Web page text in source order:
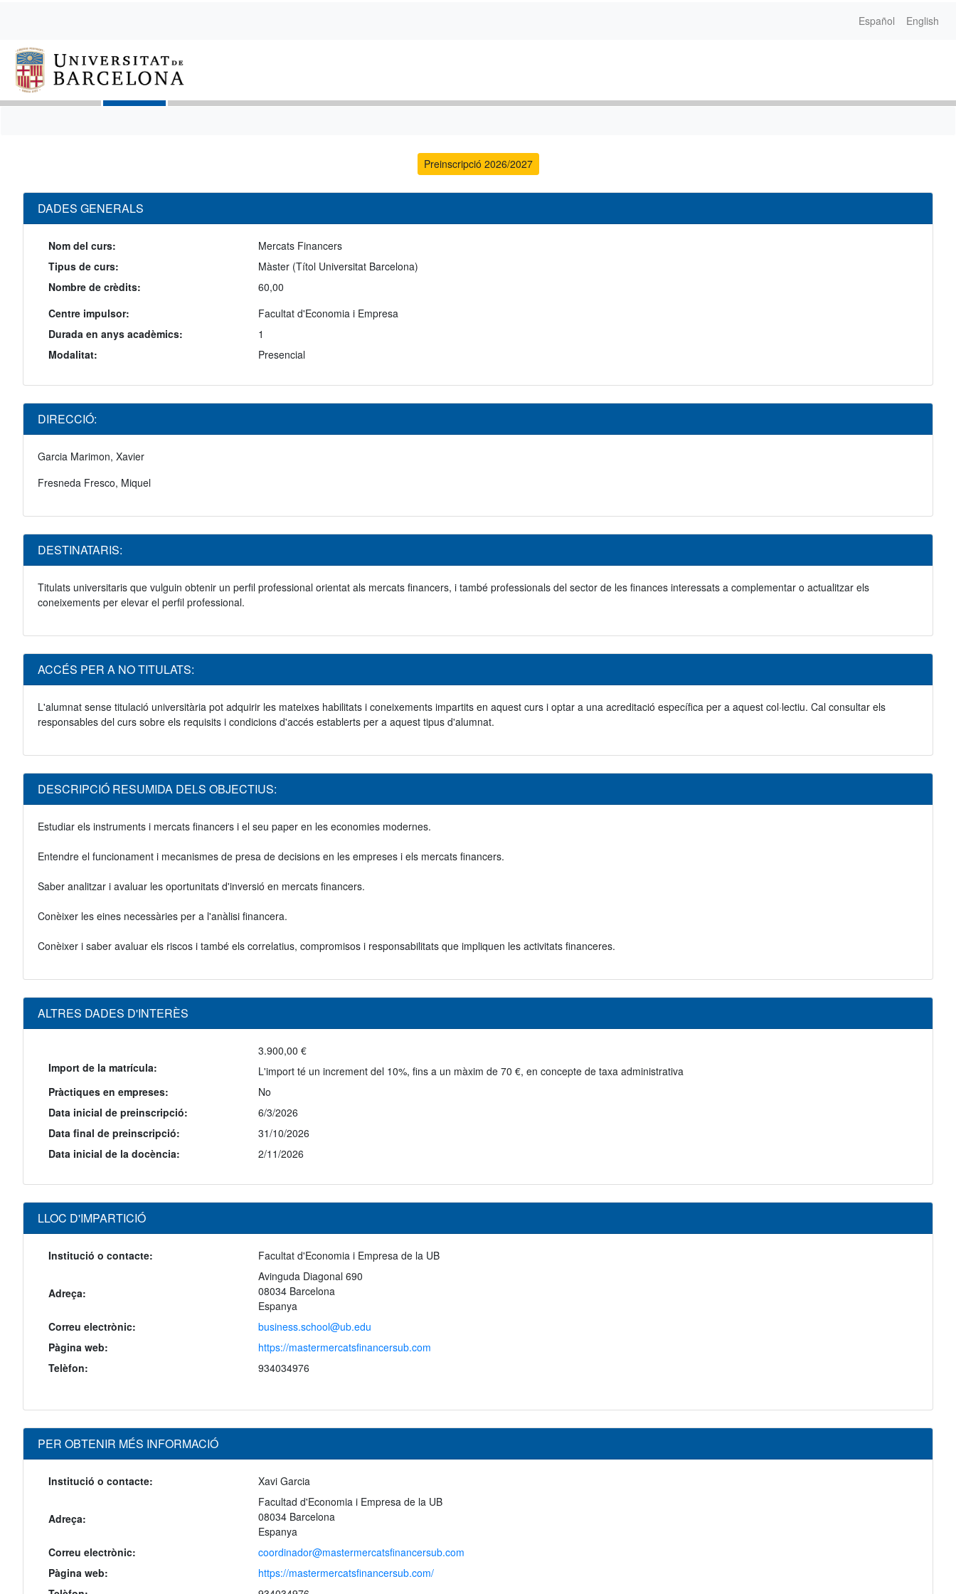
Español English
Preinscripció 2026/2027
DADES GENERALS
Nom del curs:
Mercats Financers
Tipus de curs:
Màster (Títol Universitat Barcelona)
Nombre de crèdits:
60,00
Centre impulsor:
Facultat d'Economia i Empresa
Durada en anys acadèmics:
1
Modalitat:
Presencial
DIRECCIÓ:
Garcia Marimon, Xavier
Fresneda Fresco, Miquel
DESTINATARIS:
Titulats universitaris que vulguin obtenir un perfil professional orientat als mercats financers, i també professionals del sector de les finances interessats a complementar o actualitzar els
coneixements per elevar el perfil professional.
ACCÉS PER A NO TITULATS:
L'alumnat sense titulació universitària pot adquirir les mateixes habilitats i coneixements impartits en aquest curs i optar a una acreditació específica per a aquest col·lectiu. Cal consultar els
responsables del curs sobre els requisits i condicions d'accés establerts per a aquest tipus d'alumnat.
DESCRIPCIÓ RESUMIDA DELS OBJECTIUS:
Estudiar els instruments i mercats financers i el seu paper en les economies modernes.
Entendre el funcionament i mecanismes de presa de decisions en les empreses i els mercats financers.
Saber analitzar i avaluar les oportunitats d'inversió en mercats financers.
Conèixer les eines necessàries per a l'anàlisi financera.
Conèixer i saber avaluar els riscos i també els correlatius, compromisos i responsabilitats que impliquen les activitats financeres.
ALTRES DADES D'INTERÈS
Import de la matrícula:
3.900,00 €
L'import té un increment del 10%, fins a un màxim de 70 €, en concepte de taxa administrativa
Pràctiques en empreses:
No
Data inicial de preinscripció:
6/3/2026
Data final de preinscripció:
31/10/2026
Data inicial de la docència:
2/11/2026
LLOC D'IMPARTICIÓ
Institució o contacte: Facultat d'Economia i Empresa de la UB
Adreça:
Avinguda Diagonal 690
08034 Barcelona
Espanya
Correu electrònic:
business.school@ub.edu
Pàgina web:
https://mastermercatsfinancersub.com
Telèfon:
934034976
PER OBTENIR MÉS INFORMACIÓ
Institució o contacte: Xavi Garcia
Adreça:
Facultad d'Economia i Empresa de la UB
08034 Barcelona
Espanya
Correu electrònic:
coordinador@mastermercatsfinancersub.com
Pàgina web:
https://mastermercatsfinancersub.com/